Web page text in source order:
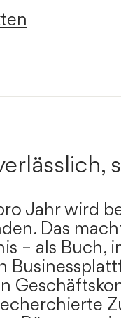
Jahr wird
Das
– als Buch,